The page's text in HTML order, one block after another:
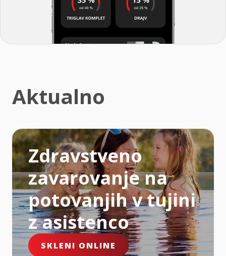
Aktualno
Zdravstveno
zavarovanje na
potovanjih v tujini
z asistenco
SKLENI ONLINE